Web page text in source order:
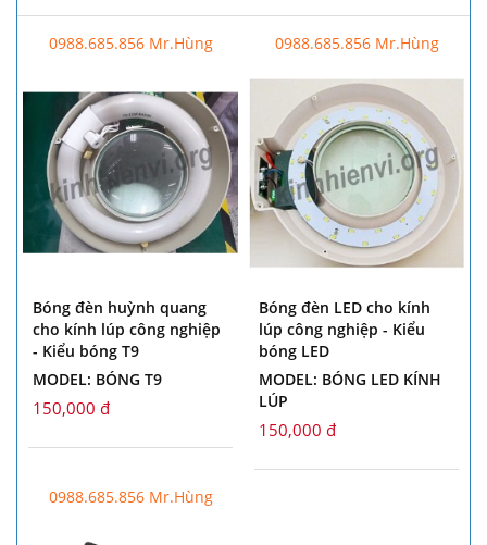
0988.685.856 Mr.Hùng
Bóng đèn huỳnh quang
cho kính lúp công nghiệp
- Kiểu bóng T9
MODEL: BÓNG T9
150,000 đ
0988.685.856 Mr.Hùng
Bóng đèn LED cho kính
lúp công nghiệp - Kiểu
bóng LED
MODEL: BÓNG LED KÍNH
LÚP
150,000 đ
0988.685.856 Mr.Hùng